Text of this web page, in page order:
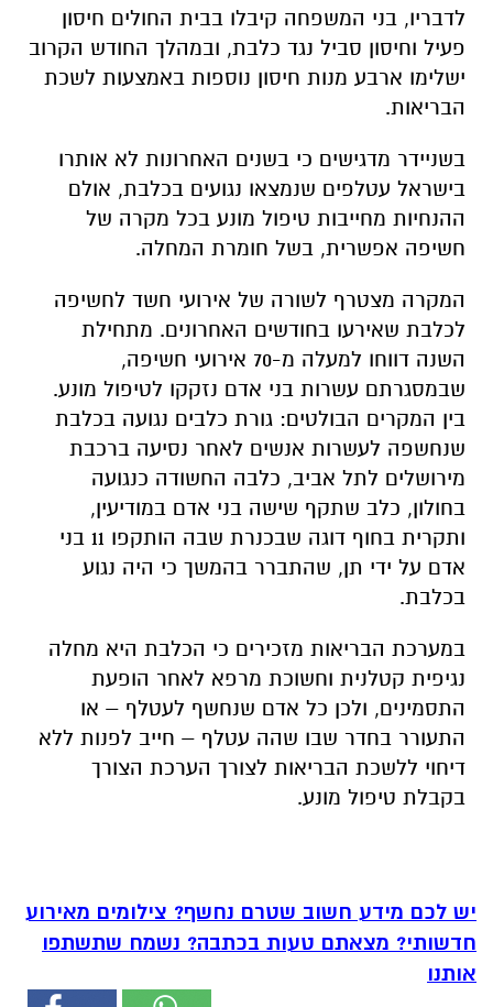
לדבריו, בני המשפחה קיבלו בבית החולים חיסון
פעיל וחיסון סביל נגד כלבת, ובמהלך החודש הקרוב
ישלימו ארבע מנות חיסון נוספות באמצעות לשכת
הבריאות.
בשניידר מדגישים כי בשנים האחרונות לא אותרו
בישראל עטלפים שנמצאו נגועים בכלבת, אולם
ההנחיות מחייבות טיפול מונע בכל מקרה של
חשיפה אפשרית, בשל חומרת המחלה.
המקרה מצטרף לשורה של אירועי חשד לחשיפה
לכלבת שאירעו בחודשים האחרונים. מתחילת
השנה דווחו למעלה מ-70 אירועי חשיפה,
שבמסגרתם עשרות בני אדם נזקקו לטיפול מונע.
בין המקרים הבולטים: גורת כלבים נגועה בכלבת
שנחשפה לעשרות אנשים לאחר נסיעה ברכבת
מירושלים לתל אביב, כלבה החשודה כנגועה
בחולון, כלב שתקף שישה בני אדם במודיעין,
ותקרית בחוף דוגה שבכנרת שבה הותקפו 11 בני
אדם על ידי תן, שהתברר בהמשך כי היה נגוע
בכלבת.
במערכת הבריאות מזכירים כי הכלבת היא מחלה
נגיפית קטלנית וחשוכת מרפא לאחר הופעת
התסמינים, ולכן כל אדם שנחשף לעטלף – או
התעורר בחדר שבו שהה עטלף – חייב לפנות ללא
דיחוי ללשכת הבריאות לצורך הערכת הצורך
בקבלת טיפול מונע.
יש לכם מידע חשוב שטרם נחשף? צילומים מאירוע
חדשותי? מצאתם טעות בכתבה? נשמח שתשתפו
אותנו